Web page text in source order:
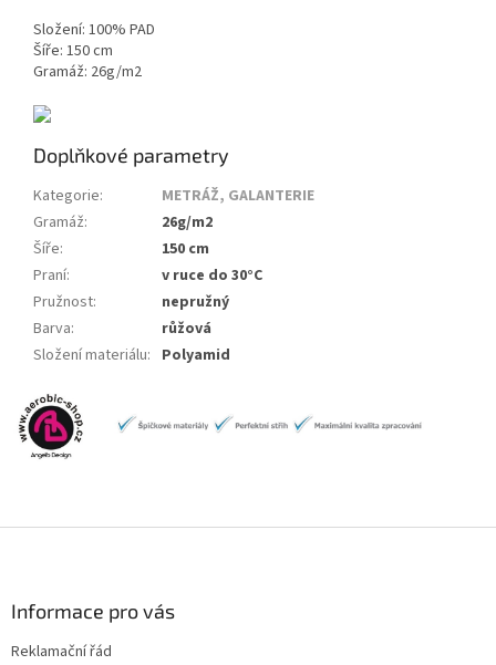
Složení: 100% PAD
Šíře: 150 cm
Gramáž: 26g/m2
Doplňkové parametry
Kategorie:
METRÁŽ, GALANTERIE
Gramáž:
26g/m2
Šíře:
150 cm
Praní:
v ruce do 30°C
Pružnost:
nepružný
Barva:
růžová
Složení materiálu: Polyamid
Informace pro vás
Reklamační řád